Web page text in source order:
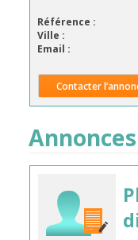
Référence :
Ville :
Email :
Contacter